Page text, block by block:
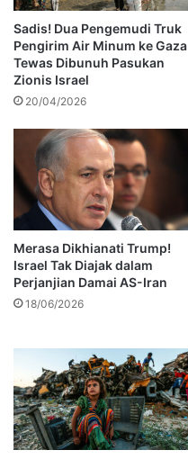
Sadis! Dua Pengemudi Truk
Pengirim Air Minum ke Gaza
Tewas Dibunuh Pasukan
Zionis Israel
20/04/2026
Merasa Dikhianati Trump!
Israel Tak Diajak dalam
Perjanjian Damai AS-Iran
18/06/2026